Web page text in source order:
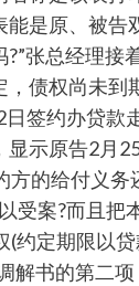
能是原、被告
张总经理接
，债权尚未到
签约办贷款
显示原告2月
方的给付义务
受案?而且把
(约定期限以
解书的第二